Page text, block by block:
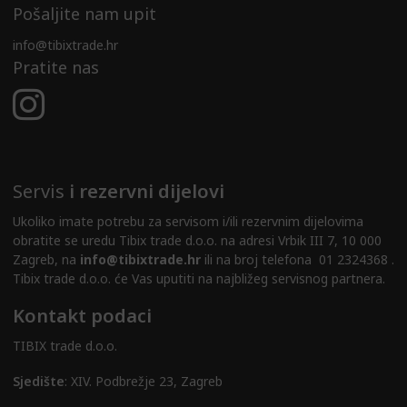
Pošaljite nam upit
info@tibixtrade.hr
Pratite nas
Servis i rezervni dijelovi
Ukoliko imate potrebu za servisom i/ili rezervnim dijelovima
obratite se uredu Tibix trade d.o.o. na adresi Vrbik III 7, 10 000
Zagreb, na info@tibixtrade.hrili na broj telefona 01 2324368 .
Tibix trade d.o.o. će Vas uputiti na najbližeg servisnog partnera.
Kontakt podaci
TIBIX trade d.o.o.
Sjedište: XIV. Podbrežje 23, Zagreb